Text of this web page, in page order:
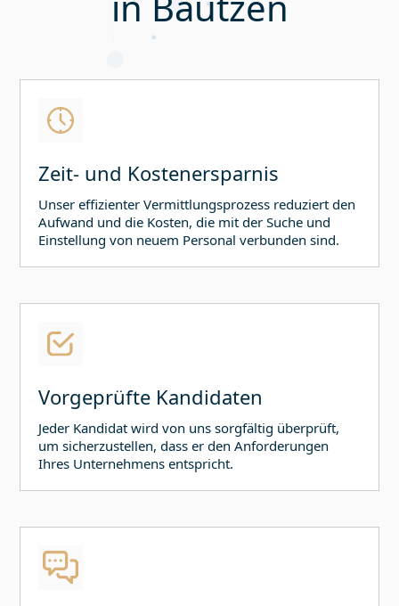
Zeit- und Kostenersparnis
Unser effizienter Vermittlungsprozess reduziert den
Aufwand und die Kosten, die mit der Suche und
Einstellung von neuem Personal verbunden sind.
Vorgeprüfte Kandidaten
Jeder Kandidat wird von uns sorgfältig überprüft,
um sicherzustellen, dass er den Anforderungen
Ihres Unternehmens entspricht.